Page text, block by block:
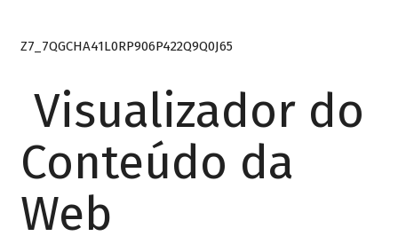
Z7_7QGCHA41L0RP906P422Q9Q0J65
Visualizador do
Conteúdo da
Web